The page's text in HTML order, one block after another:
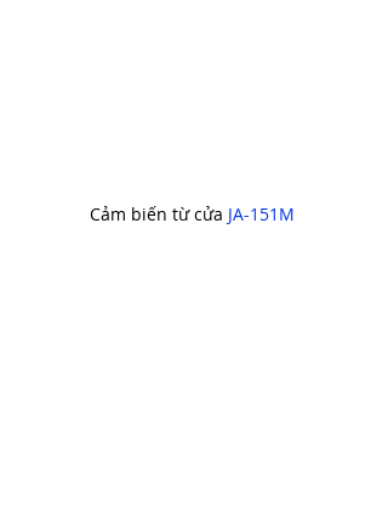
Cảm biến từ cửa JA-151M